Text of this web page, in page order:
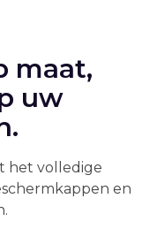
maat,
uw
het volledige
en